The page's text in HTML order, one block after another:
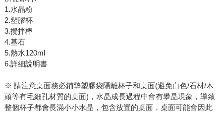
1.水晶粉
2.塑膠杯
3.攪拌棒
4.基石
5.熱水120ml
6.詳細說明書
※ 請注意桌面務必鋪墊塑膠袋隔離杯子和桌面(避免白色/石材/木
頭等有毛細孔材質的桌面)，水晶成長過程中會有攀晶現象，導致
整個杯子都會長滿小小水晶，包含放置的桌面，桌面可能會因此